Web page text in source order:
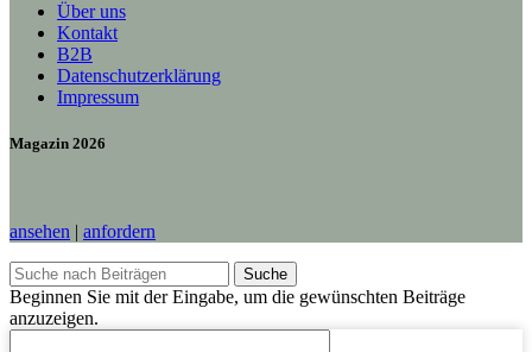
Über uns
Kontakt
B2B
Datenschutzerklärung
Impressum
Magazin 2026
ansehen | anfordern
Suche
Beginnen Sie mit der Eingabe, um die gewünschten Beiträge
anzuzeigen.